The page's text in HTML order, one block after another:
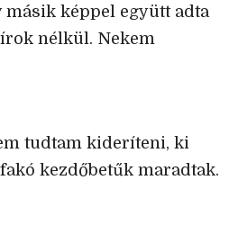
másik képpel együtt adta
nélkül. Nekem
tudtam kideríteni, ki
kezdőbetűk maradtak.